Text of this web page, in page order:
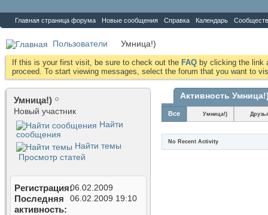
Главная страница форума Новые сообщения Справка Календарь
Пользователи Умница!)
If this is your first visit, be sure to check out the FAQ by clicking the link
proceed. To start viewing messages, select the forum that you want to
Умница!)
Новый участник
Найти
сообщения
Найти темы
Просмотр статей
Регистрация06.02.2009
Последняя
активность
06.02.2009 19:10
Активность
Все Умница!)
No Recent Activity